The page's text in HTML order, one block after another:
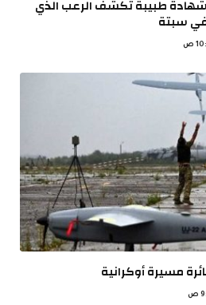
طبيبة تكشف الرعب الذي
سبتة